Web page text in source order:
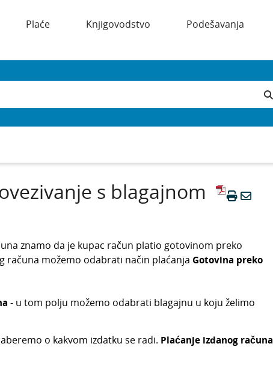
Plaće Knjigovodstvo Podešavanja
s blagajnom
znamo da je kupac račun platio gotovinom preko
računa možemo odabrati način plaćanja Gotovina preko
- u tom polju možemo odabrati blagajnu u koju želimo
o kakvom izdatku se radi. Plaćanje izdanog računa